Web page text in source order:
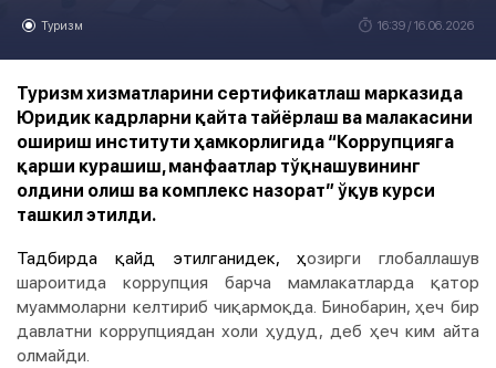
Туризм 16:39 / 16.06.2026
Туризм хизматларини сертификатлаш марказида
Юридик кадрларни қайта тайёрлаш ва малакасини
ошириш институти ҳамкорлигида “Коррупцияга
қарши курашиш, манфаатлар тўқнашувининг
олдини олиш ва комплекс назорат” ўқув курси
ташкил этилди.
Тадбирда қайд этилганидек, ҳозирги глобаллашув
шароитида коррупция барча мамлакатларда қатор
муаммоларни келтириб чиқармоқда. Бинобарин, ҳеч бир
давлатни коррупциядан холи ҳудуд, деб ҳеч ким айта
олмайди.